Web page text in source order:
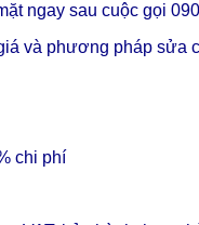
ngay sau cuộc gọi
và phương pháp sửa
chi phí